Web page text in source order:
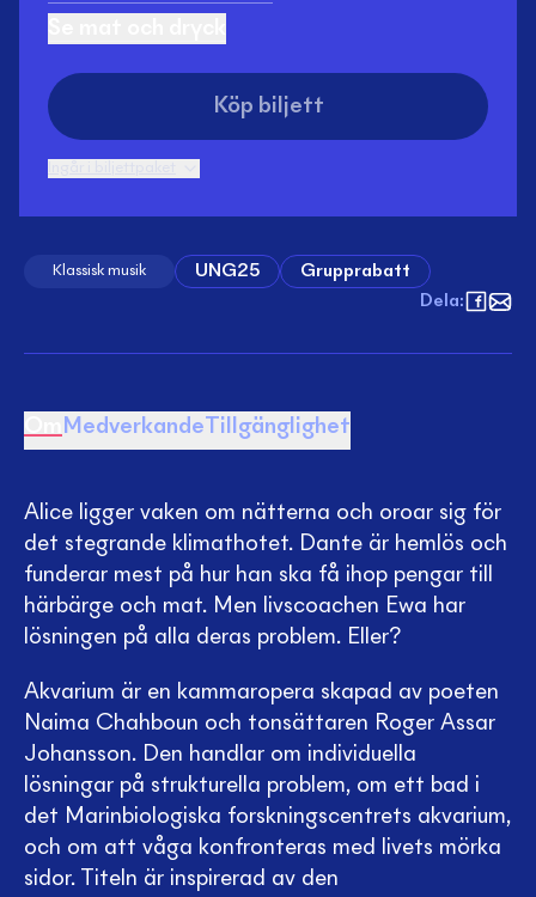
Köp biljett
Klassisk musik UNG25
Grupprabatt
Dela:
Medverkande Tillgänglighet
Alice ligger vaken om nätterna och oroar sig för
det stegrande klimathotet. Dante är hemlös och
funderar mest på hur han ska få ihop pengar till
härbärge och mat. Men livscoachen Ewa har
lösningen på alla deras problem. Eller?
Akvarium är en kammaropera skapad av poeten
Naima Chahboun och tonsättaren Roger Assar
Johansson. Den handlar om individuella
lösningar på strukturella problem, om ett bad i
det Marinbiologiska forskningscentrets akvarium,
och om att våga konfronteras med livets mörka
sidor. Titeln är inspirerad av den